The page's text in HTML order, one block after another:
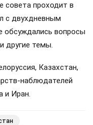
совета проходит в
с двухдневным
обсуждались вопросы
другие темы.
Казахстан,
наблюдателей
и Иран.